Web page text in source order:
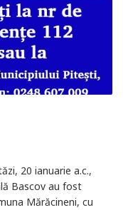
20 ianuarie a.c.,
Bascov au fost
Mărăcineni, cu